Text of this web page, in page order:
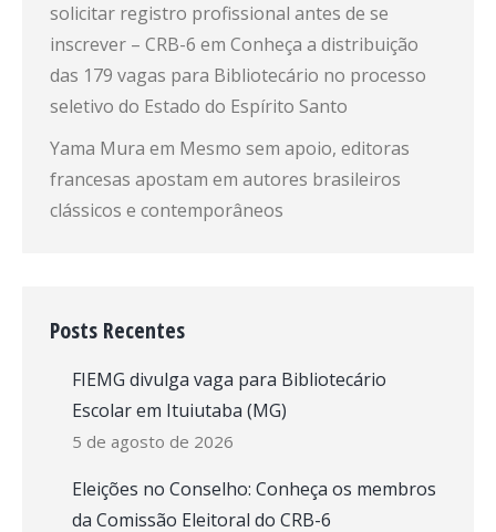
solicitar registro profissional antes de se
inscrever – CRB-6 em Conheça a distribuição
das 179 vagas para Bibliotecário no processo
seletivo do Estado do Espírito Santo
Yama Mura em Mesmo sem apoio, editoras
francesas apostam em autores brasileiros
clássicos e contemporâneos
Posts Recentes
FIEMG divulga vaga para Bibliotecário
Escolar em Ituiutaba (MG)
5 de agosto de 2026
Eleições no Conselho: Conheça os membros
da Comissão Eleitoral do CRB-6